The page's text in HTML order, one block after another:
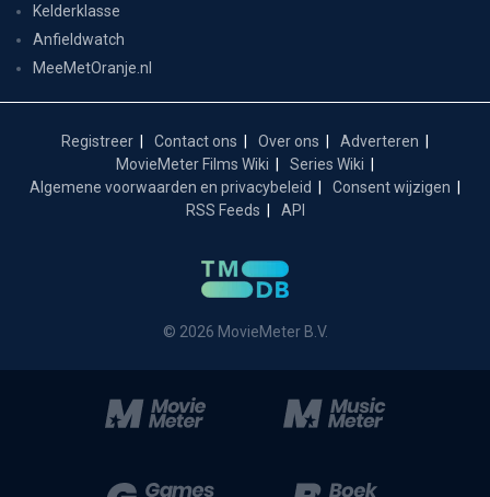
Kelderklasse
Anfieldwatch
MeeMetOranje.nl
Registreer Contact ons Over ons
Adverteren
MovieMeter Films Wiki
Series Wiki
Algemene voorwaarden en privacybeleid
Consent wijzigen
RSS Feeds
API
© 2026 MovieMeter B.V.